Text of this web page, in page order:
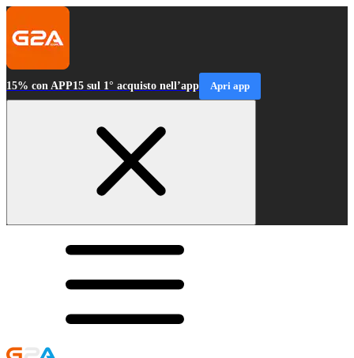
15% con APP15 sul 1° acquisto nell’app Apri app